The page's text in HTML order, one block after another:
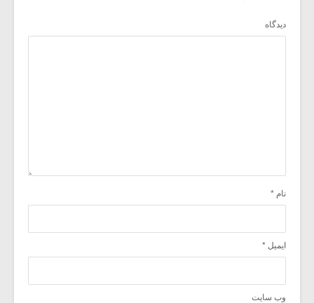
دیدگاه
نام *
ایمیل *
وب‌ سایت